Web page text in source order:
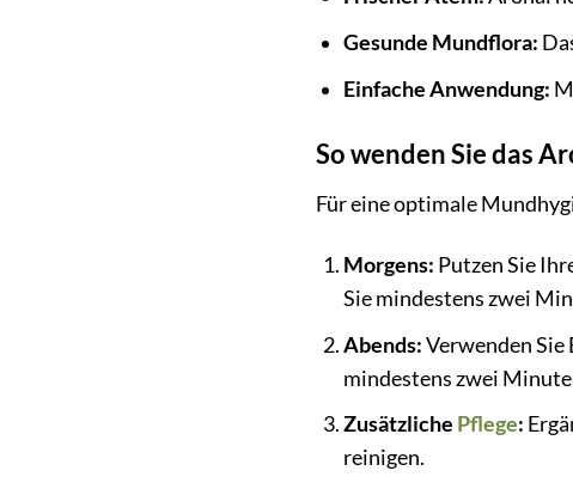
Gesunde Mundflora:
Einfache Anwendung:
So wenden Sie das
Für eine optimale
Morgens: Putzen Sie
Sie mindestens zwei
Abends:Verwenden Sie
mindestens zwei
Zusätzliche Pflege:
reinigen.